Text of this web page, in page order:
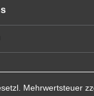
Mehrwertsteuer